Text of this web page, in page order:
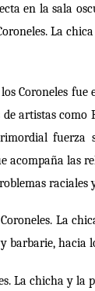
en la sala
La
Coroneles
artistas
fuerza
acompaña las
raciales
La
barbarie,
La chicha y la